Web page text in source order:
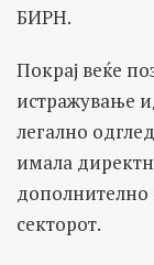
БИРН.
Покрај веќе
истражување
легално
имала
дополнително
секторот.